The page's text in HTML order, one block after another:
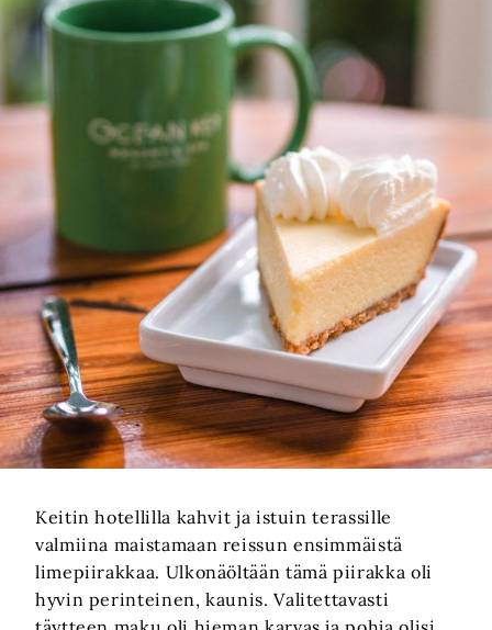
Keitin hotellilla kahvit ja istuin terassille
valmiina maistamaan reissun ensimmäistä
limepiirakkaa. Ulkonäöltään tämä piirakka oli
hyvin perinteinen, kaunis. Valitettavasti